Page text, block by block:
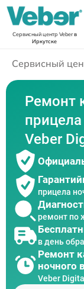
Сервисный центр Veberв
Иркутске
Сервисный
Ремонт
Veber
прицела
ремонт по
в день
Ремонт
ночного
Veber